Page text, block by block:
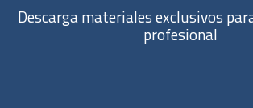
Descarga materiales exclusivos
profesional